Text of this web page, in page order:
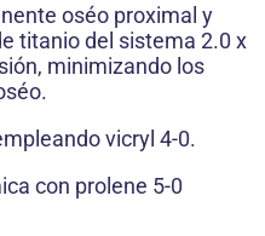
oséo proximal y
titanio del sistema 2.0 x
minimizando los
vicryl 4-0.
con prolene 5-0